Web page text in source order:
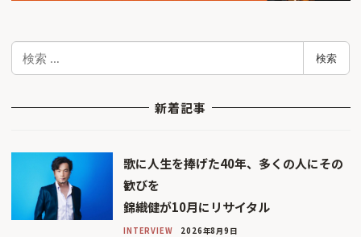
検
索
検索
新着記事
歌に人生を捧げた40年、多くの人にその
歓びを
錦織健が10月にリサイタル
INTERVIEW 2026年8月9日